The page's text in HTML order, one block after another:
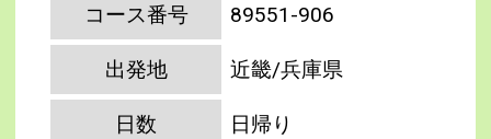
コース番号 89551-906
出発地 近畿/兵庫県
日数 日帰り